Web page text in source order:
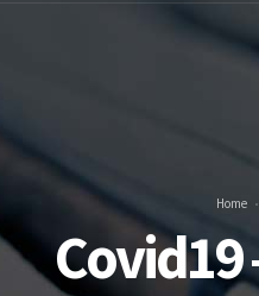
Home
Covid19